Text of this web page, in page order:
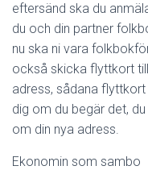
eftersänd ska du
du och din partner
nu ska ni vara
också skicka flyttkort
adress, sådana
dig om du begär det,
om din nya adress.
Ekonomin som sambo